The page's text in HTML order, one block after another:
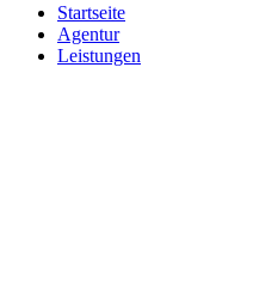
Startseite
Agentur
Leistungen